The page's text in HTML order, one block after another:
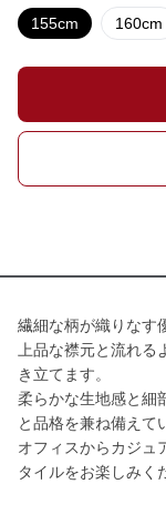
155cm 160cm
繊細な柄が織りなす
上品な襟元と流れる
き立てます。
柔らかな生地感と細
と品格を兼ね備えて
オフィスからカジュ
タイルをお楽しみく